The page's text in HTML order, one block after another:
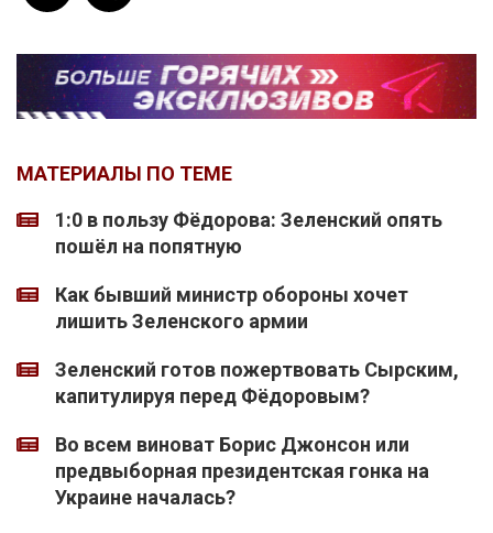
МАТЕРИАЛЫ ПО ТЕМЕ
1:0 в пользу Фёдорова: Зеленский опять
пошёл на попятную
Как бывший министр обороны хочет
лишить Зеленского армии
Зеленский готов пожертвовать Сырским,
капитулируя перед Фёдоровым?
Во всем виноват Борис Джонсон или
предвыборная президентская гонка на
Украине началась?